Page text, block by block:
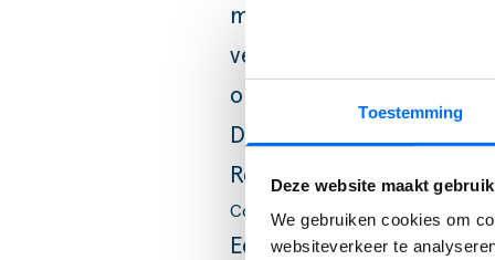
Toestemming
Deze website maakt
We gebruiken cookies om
websiteverkeer te
mogelijkheden voor het
verbeterd, waardoor het
order toe te voegen.
Daarnaast worden de
Reality verder
Co-pilot
Een vierde hoogtepunt